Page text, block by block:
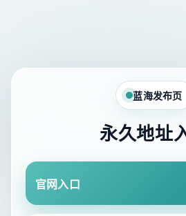
蓝海发布页
永久地址
官网入口